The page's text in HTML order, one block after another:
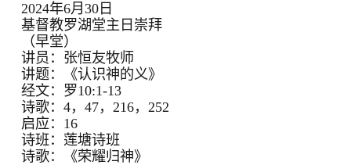
2024年6月30日
基督教罗湖堂主日崇拜
（早堂）
讲员：张恒友牧师
讲题：《认识神的义》
经文：罗10:1-13
诗歌：4，47，216，252
启应：16
诗班：莲塘诗班
诗歌：《荣耀归神》